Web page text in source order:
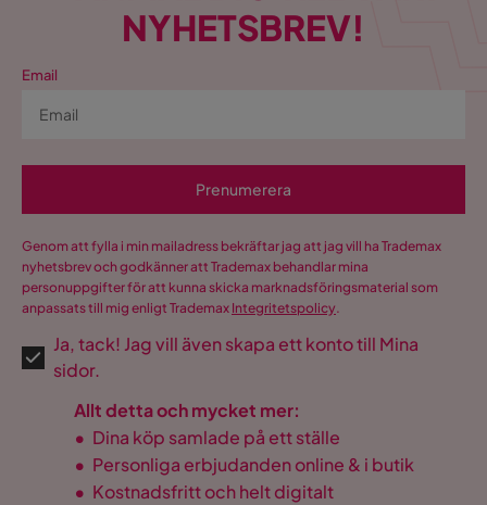
NYHETSBREV!
Email
Prenumerera
Genom att fylla i min mailadress bekräftar jag att jag vill ha Trademax
nyhetsbrev och godkänner att Trademax behandlar mina
personuppgifter för att kunna skicka marknadsföringsmaterial som
anpassats till mig enligt Trademax Integritetspolicy.
Ja, tack! Jag vill även skapa ett konto till Mina
sidor.
Allt detta och mycket mer:
• Dina köp samlade på ett ställe
• Personliga erbjudanden online & i butik
• Kostnadsfritt och helt digitalt